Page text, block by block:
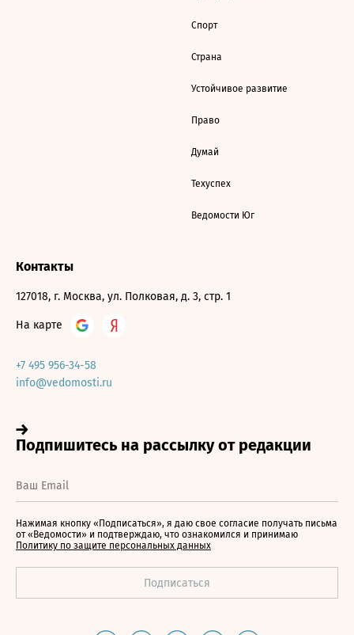
Спорт
Страна
Устойчивое развитие
Право
Думай
Техуспех
Ведомости Юг
Контакты
127018, г. Москва, ул. Полковая, д. 3, стр. 1
На карте
+7 495 956-34-58
info@vedomosti.ru
Нажимая кнопку «Подписаться», я даю свое согласие получать письма
от «Ведомости» и подтверждаю, что ознакомился и принимаю
Политику по защите персональных данных